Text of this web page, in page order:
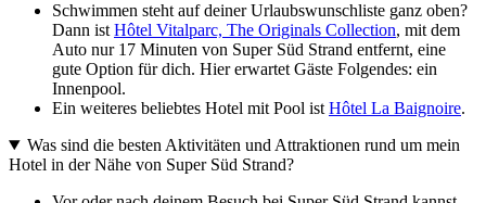
Schwimmen steht auf deiner Urlaubswunschliste ganz oben?
Dann ist Hôtel Vitalparc, The Originals Collection, mit dem
Auto nur 17 Minuten von Super Süd Strand entfernt, eine
gute Option für dich. Hier erwartet Gäste Folgendes: ein
Innenpool.
Ein weiteres beliebtes Hotel mit Pool ist Hôtel La Baignoire.
Was sind die besten Aktivitäten und Attraktionen rund um mein
Hotel in der Nähe von Super Süd Strand?